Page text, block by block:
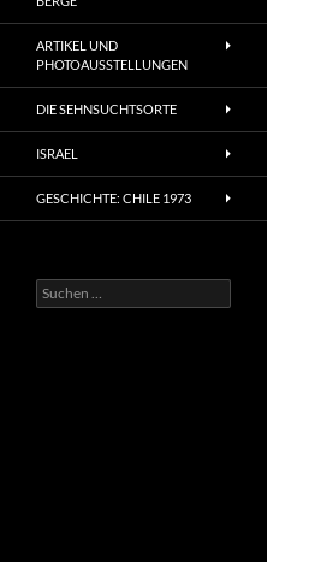
ARTIKEL UND
PHOTOAUSSTELLUNGEN
DIE SEHNSUCHTSORTE
ISRAEL
GESCHICHTE: CHILE 1973
Suchen
nach: